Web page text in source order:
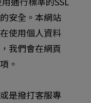
安全。本網站
使用個人資料
我們會在網頁
。
是撥打客服專